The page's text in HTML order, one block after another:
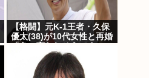
【格闘】元K-1王者・久保
優太(38)が10代女性と再婚